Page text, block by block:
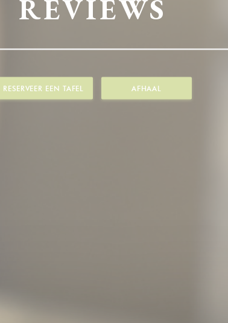
REVIEWS
RESERVEER EEN TAFEL AFHAAL